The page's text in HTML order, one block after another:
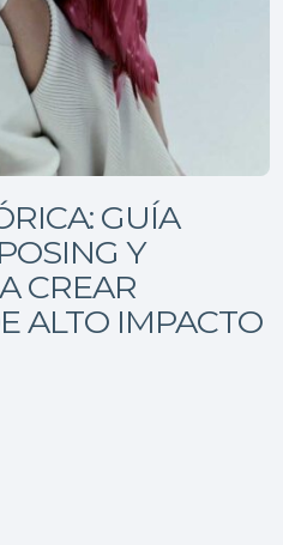
GUÍA
Y
CREAR
ALTO IMPACTO